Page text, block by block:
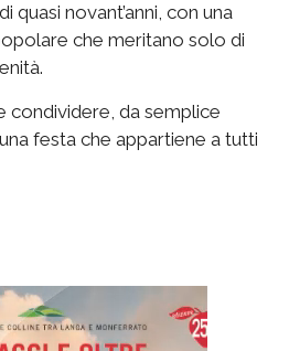
quasi novant’anni, con una
che meritano solo di
condividere, da semplice
festa che appartiene a tutti